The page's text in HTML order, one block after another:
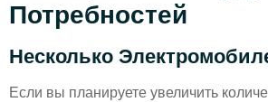
Потребностей
Несколько
Если вы планируете увеличить